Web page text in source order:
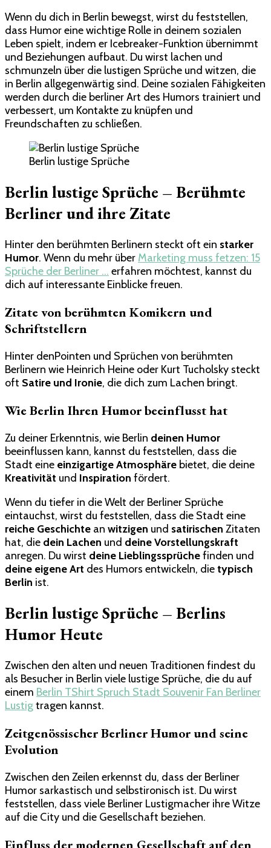
Wenn du dich in Berlin bewegst, wirst du feststellen,
dass Humor eine wichtige Rolle in deinem sozialen
Leben spielt, indem er Icebreaker-Funktion übernimmt
und Beziehungen aufbaut. Du wirst lachen und
schmunzeln über die lustigen Sprüche und witzen, die
in Berlin allgegenwärtig sind. Deine sozialen Fähigkeiten
werden durch die berliner Art des Humors trainiert und
verbessert, um Kontakte zu knüpfen und
Freundschaften zu schließen.
Berlin lustige Sprüche
Berlin lustige Sprüche – Berühmte
Berliner und ihre Zitate
Hinter den berühmten Berlinern steckt oft ein starker
Humor. Wenn du mehr über Marketing muss fetzen: 15
Sprüche der Berliner … erfahren möchtest, kannst du
dich auf interessante Einblicke freuen.
Zitate von berühmten Komikern und
Schriftstellern
Hinter denPointen und Sprüchen von berühmten
Berlinern wie Heinrich Heine oder Kurt Tucholsky steckt
oft Satire und Ironie, die dich zum Lachen bringt.
Wie Berlin Ihren Humor beeinflusst hat
Zu deiner Erkenntnis, wie Berlin deinen Humor
beeinflussen kann, kannst du feststellen, dass die
Stadt eine einzigartige Atmosphäre bietet, die deine
Kreativität und Inspiration fördert.
Wenn du tiefer in die Welt der Berliner Sprüche
eintauchst, wirst du feststellen, dass die Stadt eine
reiche Geschichte an witzigen und satirischen Zitaten
hat, die dein Lachen und deine Vorstellungskraft
anregen. Du wirst deine Lieblingssprüchefinden und
deine eigene Art des Humors entwickeln, dietypisch
Berlin ist.
Berlin lustige Sprüche – Berlins
Humor Heute
Zwischen den alten und neuen Traditionen findest du
als Besucher in Berlin viele lustige Sprüche, die du auf
einem Berlin TShirt Spruch Stadt Souvenir Fan Berliner
Lustigtragen kannst.
Zeitgenössischer Berliner Humor und seine
Evolution
Zwischen den Zeilen erkennst du, dass der Berliner
Humor sarkastisch und selbstironisch ist. Du wirst
feststellen, dass viele Berliner Lustigmacher ihre Witze
auf die City und die Gesellschaft beziehen.
Einfluss der modernen Gesellschaft auf den